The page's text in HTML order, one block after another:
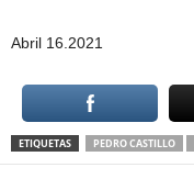
Abril 16.2021
ETIQUETAS PEDRO CASTILLO